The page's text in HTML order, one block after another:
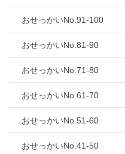
おせっかいNo.91-100
おせっかいNo.81-90
おせっかいNo.71-80
おせっかいNo.61-70
おせっかいNo.51-60
おせっかいNo.41-50